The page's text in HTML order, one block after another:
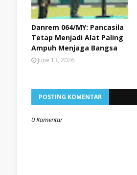
Danrem 064/MY: Pancasila
Tetap Menjadi Alat Paling
Ampuh Menjaga Bangsa
June 13, 2026
POSTING KOMENTAR
0 Komentar